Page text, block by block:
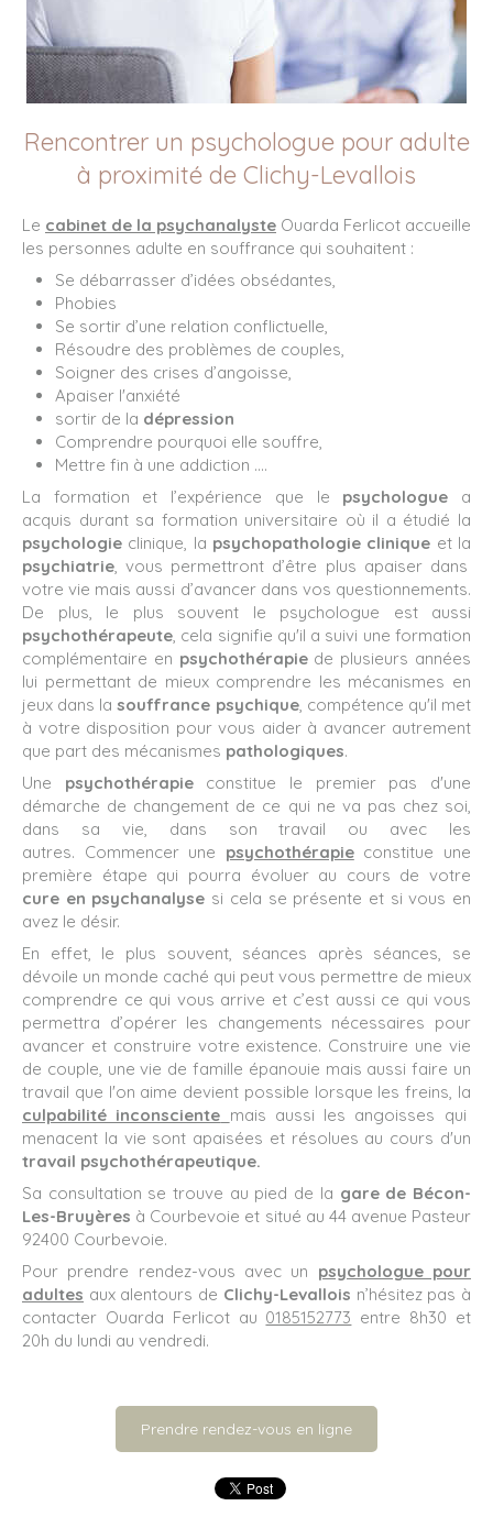
Rencontrer un psychologue pour adulte
à proximité de Clichy-Levallois
Le cabinet de la psychanalyste Ouarda Ferlicot accueille
les personnes adulte en souffrance qui souhaitent :
Se débarrasser d’idées obsédantes,
Phobies
Se sortir d’une relation conflictuelle,
Résoudre des problèmes de couples,
Soigner des crises d’angoisse,
Apaiser l'anxiété
sortir de la dépression
Comprendre pourquoi elle souffre,
Mettre fin à une addiction ….
La formation et l’expérience que le psychologue a
acquis durant sa formation universitaire où il a étudié la
psychologie clinique, la psychopathologie clinique et la
psychiatrie, vous permettront d’être plus apaiser dans
votre vie mais aussi d’avancer dans vos questionnements.
De plus, le plus souvent le psychologue est aussi
psychothérapeute, cela signifie qu'il a suivi une formation
complémentaire en psychothérapie de plusieurs années
lui permettant de mieux comprendre les mécanismes en
jeux dans lasouffrance psychique, compétence qu'il met
à votre disposition pour vous aider à avancer autrement
que part des mécanismes pathologiques.
Une psychothérapie constitue le premier pas d'une
démarche de changement de ce qui ne va pas chez soi,
dans sa vie, dans son travail ou avec les
autres. Commencer une psychothérapieconstitue une
première étape qui pourra évoluer au cours de votre
cure en psychanalyse si cela se présente et si vous en
avez le désir.
En effet, le plus souvent, séances après séances, se
dévoile un monde caché qui peut vous permettre de mieux
comprendre ce qui vous arrive et c’est aussi ce qui vous
permettra d’opérer les changements nécessaires pour
avancer et construire votre existence. Construire une vie
de couple, une vie de famille épanouie mais aussi faire un
travail que l'on aime devient possible lorsque les freins, la
culpabilité inconsciente mais aussi les angoisses qui
menacent la vie sont apaisées et résolues au cours d'un
travail psychothérapeutique.
Sa consultation se trouve au pied de la gare de Bécon-
Les-Bruyères à Courbevoie et situé au 44 avenue Pasteur
92400 Courbevoie.
Pour prendre rendez-vous avec un psychologue pour
adultes aux alentours de Clichy-Levallois n’hésitez pas à
contacter Ouarda Ferlicot au 0185152773 entre 8h30 et
20h du lundi au vendredi.
Prendre rendez-vous en ligne